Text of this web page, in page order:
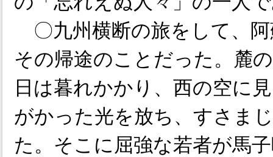
〇九州横断の旅をして、
その帰途のことだった。麓
日は暮れかかり、西の空に
がかった光を放ち、すさま
た。そこに屈強な若者が馬